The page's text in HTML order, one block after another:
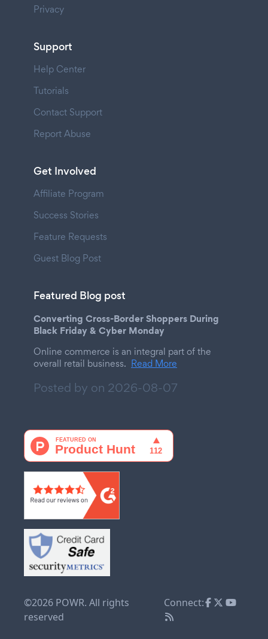
Privacy
Support
Help Center
Tutorials
Contact Support
Report Abuse
Get Involved
Affiliate Program
Success Stories
Feature Requests
Guest Blog Post
Featured Blog post
Converting Cross-Border Shoppers During
Black Friday & Cyber Monday
Online commerce is an integral part of the
overall retail business. Read More
Posted by on 2026-08-07
©2026 POWR. All rights
reserved
Connect: